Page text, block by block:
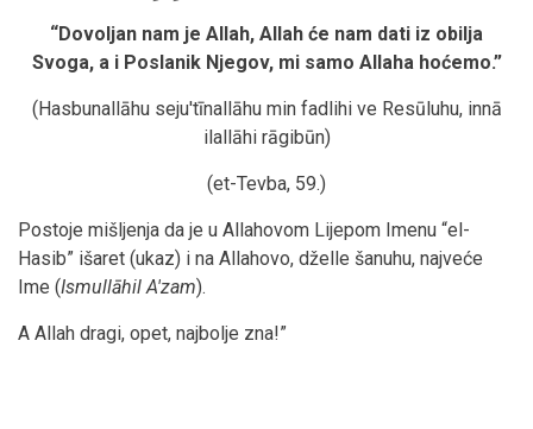
“Dovoljan nam je Allah, Allah će nam dati iz obilja
Svoga, a i Poslanik Njegov, mi samo Allaha hoćemo.”
(Hasbunallāhu seju'tīnallāhu min fadlihi ve Resūluhu, innā
ilallāhi rāgibūn)
(et-Tevba, 59.)
Postoje mišljenja da je u Allahovom Lijepom Imenu “el-
Hasib” išaret (ukaz) i na Allahovo, dželle šanuhu, najveće
Ime (Ismullāhil A'zam).
A Allah dragi, opet, najbolje zna!”